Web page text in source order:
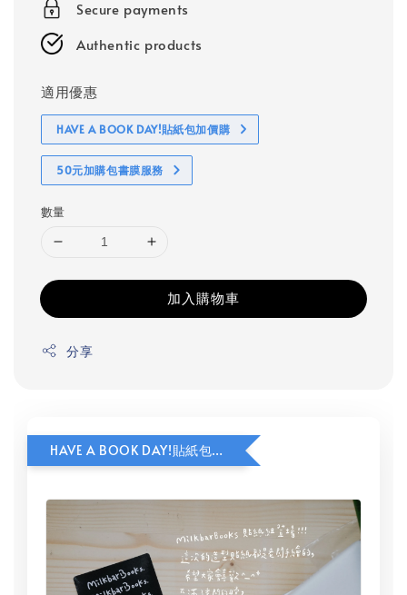
Secure payments
Authentic products
適用優惠
HAVE A BOOK DAY!貼紙包加價購
50元加購包書膜服務
數量
加入購物車
分享
HAVE A BOOK DAY!貼紙包加價購